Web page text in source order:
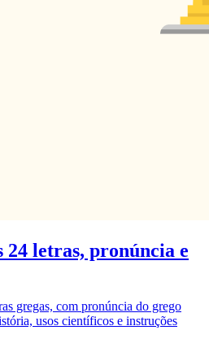
24 letras, pronúncia e
gregas, com pronúncia do grego
usos científicos e instruções